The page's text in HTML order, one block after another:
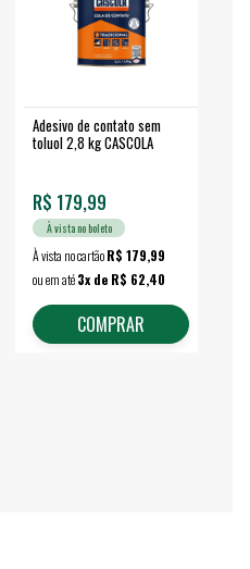
Adesivo de contato sem
toluol 2,8 kg CASCOLA
R$ 179,99
À vista no boleto
À vista no cartãoR$ 179,99
ou em até3x de R$ 62,40
COMPRAR